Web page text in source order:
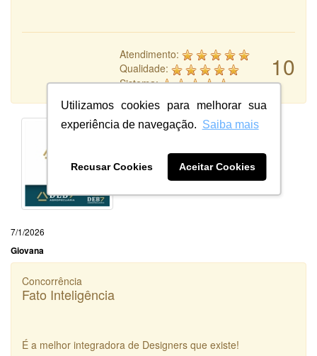
Utilizamos cookies para melhorar sua
experiência de navegação. Saiba mais
Recusar Cookies Aceitar Cookies
10
Atendimento:
Qualidade:
Sistema:
7/1/2026
Giovana
Concorrência
Fato Inteligência
É a melhor integradora de Designers que existe!